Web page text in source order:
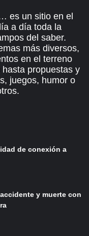
es un sitio en el
a día toda la
del saber.
más diversos,
en el terreno
propuestas y
juegos, humor o
de conexión a
y muerte con